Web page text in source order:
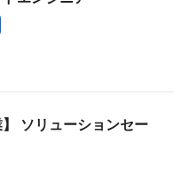
ソリューションセー